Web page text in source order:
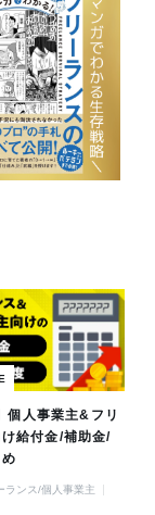
個人事業主&フリ
給付金/補助金/
ランス/個人事業主